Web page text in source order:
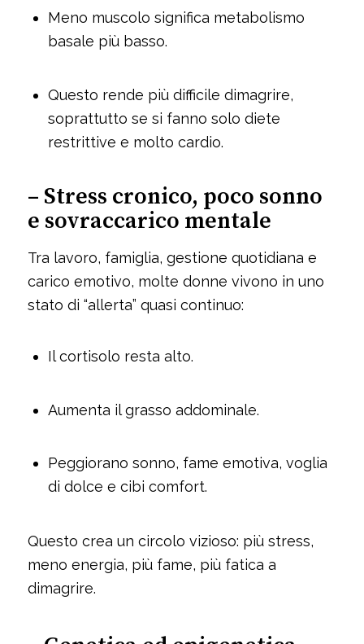
Meno muscolo significa metabolismo
basale più basso.
Questo rende più difficile dimagrire,
soprattutto se si fanno solo diete
restrittive e molto cardio.
– Stress cronico, poco sonno
e sovraccarico mentale
Tra lavoro, famiglia, gestione quotidiana e
carico emotivo, molte donne vivono in uno
stato di “allerta” quasi continuo:
Il cortisolo resta alto.
Aumenta il grasso addominale.
Peggiorano sonno, fame emotiva, voglia
di dolce e cibi comfort.
Questo crea un circolo vizioso: più stress,
meno energia, più fame, più fatica a
dimagrire.